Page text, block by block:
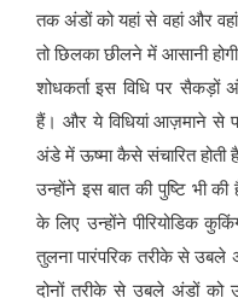
तक अंडों को यहां से वहां और
तो छिलका छीलने में आसानी
शोधकर्ता इस विधि पर सैकड़ों
हैं। और ये विधियां आज़माने से
अंडे में ऊष्मा कैसे संचारित
उन्होंने इस बात की पुष्टि भी
के लिए उन्होंने पीरियोडिक
तुलना पारंपरिक तरीके से उबले
दोनों तरीके से उबले अंडों को